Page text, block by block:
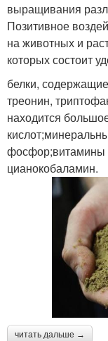
выращивания
Позитивное
на животных и
которых состоит
белки,
треонин,
находится
фосфор;витамины
цианокобаламин.
читать дальше →